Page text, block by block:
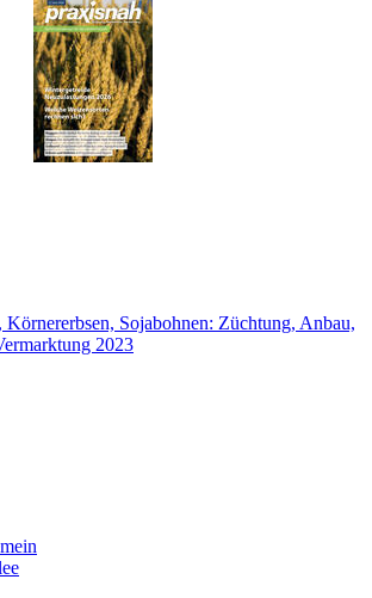
Körnererbsen, Sojabohnen: Züchtung, Anbau,
2023